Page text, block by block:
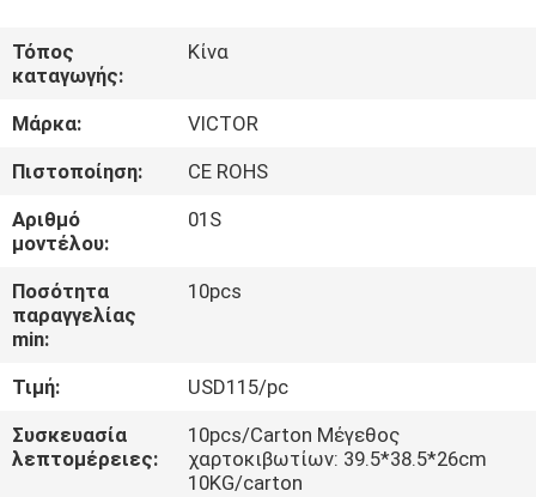
ΓΎΡΟΣ
ΕΡΓΟΣΤΑΣΊΩΝ
ΠΟΙΟΤΙΚΌΣ
ΈΛΕΓΧΟΣ
ΜΑΣ
ΣΕ
ΕΠΑΦΉ
Τόπος
καταγωγής:
Κίνα
Μάρκα:
VICTOR
Πιστοποίηση:
CE ROHS
Αριθμό
μοντέλου:
01S
Ποσότητα
παραγγελίας
min:
10pcs
Τιμή:
USD115/pc
Συσκευασία
λεπτομέρειες:
10pcs/Carton Μέγεθος
χαρτοκιβωτίων: 39.5*38.5*26cm
10KG/carton